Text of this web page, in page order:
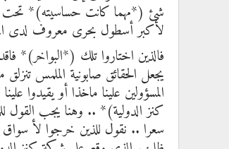
شئ (*مهما كانت حساسيته)* تحت
لأكبر أسطول بحرى معروف لدى
فالذين اختاروا تلك (*البواخر)*
يجعل الحقائق صابونية الملمس
المسؤولين علينا ماخذا أو يقيدوا
كنز الدولية)* .. وهنا يجب القول
سعرا .. نقول للذين خرجوا لأ سواق